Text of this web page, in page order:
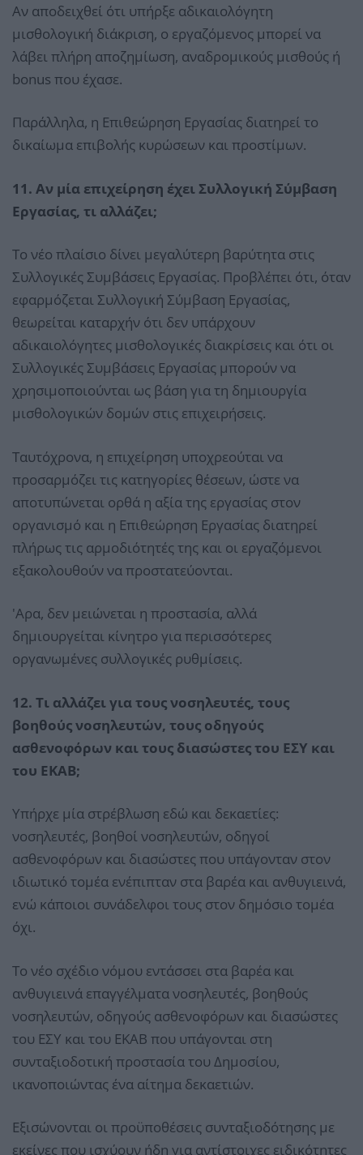
Αν αποδειχθεί ότι υπήρξε αδικαιολόγητη
μισθολογική διάκριση, ο εργαζόμενος μπορεί να
λάβει πλήρη αποζημίωση, αναδρομικούς μισθούς ή
bonus που έχασε.
Παράλληλα, η Επιθεώρηση Εργασίας διατηρεί το
δικαίωμα επιβολής κυρώσεων και προστίμων.
11. Αν μία επιχείρηση έχει Συλλογική Σύμβαση
Εργασίας, τι αλλάζει;
Το νέο πλαίσιο δίνει μεγαλύτερη βαρύτητα στις
Συλλογικές Συμβάσεις Εργασίας. Προβλέπει ότι, όταν
εφαρμόζεται Συλλογική Σύμβαση Εργασίας,
θεωρείται καταρχήν ότι δεν υπάρχουν
αδικαιολόγητες μισθολογικές διακρίσεις και ότι οι
Συλλογικές Συμβάσεις Εργασίας μπορούν να
χρησιμοποιούνται ως βάση για τη δημιουργία
μισθολογικών δομών στις επιχειρήσεις.
Ταυτόχρονα, η επιχείρηση υποχρεούται να
προσαρμόζει τις κατηγορίες θέσεων, ώστε να
αποτυπώνεται ορθά η αξία της εργασίας στον
οργανισμό και η Επιθεώρηση Εργασίας διατηρεί
πλήρως τις αρμοδιότητές της και οι εργαζόμενοι
εξακολουθούν να προστατεύονται.
'Αρα, δεν μειώνεται η προστασία, αλλά
δημιουργείται κίνητρο για περισσότερες
οργανωμένες συλλογικές ρυθμίσεις.
12. Τι αλλάζει για τους νοσηλευτές, τους
βοηθούς νοσηλευτών, τους οδηγούς
ασθενοφόρων και τους διασώστες του ΕΣΥ και
του ΕΚΑΒ;
Υπήρχε μία στρέβλωση εδώ και δεκαετίες:
νοσηλευτές, βοηθοί νοσηλευτών, οδηγοί
ασθενοφόρων και διασώστες που υπάγονταν στον
ιδιωτικό τομέα ενέπιπταν στα βαρέα και ανθυγιεινά,
ενώ κάποιοι συνάδελφοι τους στον δημόσιο τομέα
όχι.
Το νέο σχέδιο νόμου εντάσσει στα βαρέα και
ανθυγιεινά επαγγέλματα νοσηλευτές, βοηθούς
νοσηλευτών, οδηγούς ασθενοφόρων και διασώστες
του ΕΣΥ και του ΕΚΑΒ που υπάγονται στη
συνταξιοδοτική προστασία του Δημοσίου,
ικανοποιώντας ένα αίτημα δεκαετιών.
Εξισώνονται οι προϋποθέσεις συνταξιοδότησης με
εκείνες που ισχύουν ήδη για αντίστοιχες ειδικότητες